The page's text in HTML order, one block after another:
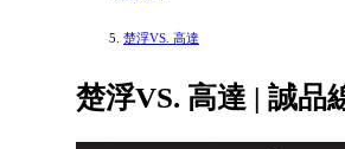
楚浮VS. 高達
楚浮VS. 高達 | 誠品